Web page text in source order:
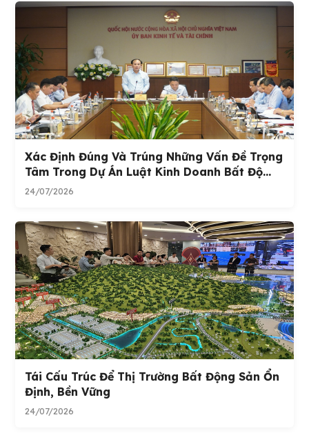
Xác Định Đúng Và Trúng Những Vấn Đề Trọng
Tâm Trong Dự Án Luật Kinh Doanh Bất Độ...
24/07/2026
Tái Cấu Trúc Để Thị Trường Bất Động Sản Ổn
Định, Bền Vững
24/07/2026